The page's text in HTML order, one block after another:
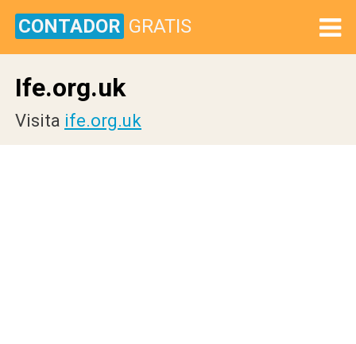
CONTADOR GRATIS
Ife.org.uk
Visita ife.org.uk